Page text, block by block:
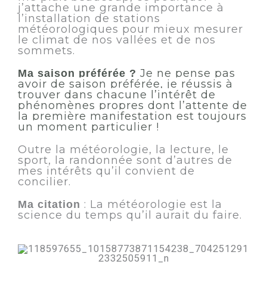
j’attache une grande importance à
l’installation de stations
météorologiques pour mieux mesurer
le climat de nos vallées et de nos
sommets.
Ma saison préférée ? Je ne pense pas
avoir de saison préférée, je réussis à
trouver dans chacune l’intérêt de
phénomènes propres dont l’attente de
la première manifestation est toujours
un moment particulier !
Outre la météorologie, la lecture, le
sport, la randonnée sont d’autres de
mes intérêts qu’il convient de
concilier.
Ma citation : La météorologie est la
science du temps qu’il aurait du faire.